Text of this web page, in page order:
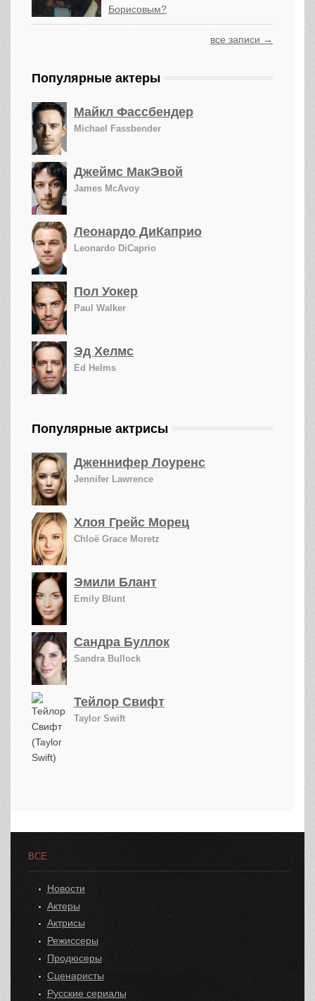
Борисовым?
все записи →
Популярные актеры
Майкл Фассбендер
Michael Fassbender
Джеймс МакЭвой
James McAvoy
Леонардо ДиКаприо
Leonardo DiCaprio
Пол Уокер
Paul Walker
Эд Хелмс
Ed Helms
Популярные актрисы
Дженнифер Лоуренс
Jennifer Lawrence
Хлоя Грейс Морец
Chloë Grace Moretz
Эмили Блант
Emily Blunt
Сандра Буллок
Sandra Bullock
Тейлор Свифт
Taylor Swift
ВСЕ
Новости
Актеры
Актрисы
Режиссеры
Продюсеры
Сценаристы
Русские сериалы